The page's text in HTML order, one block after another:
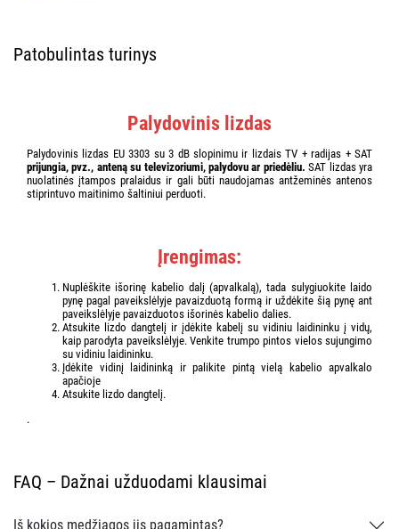
Patobulintas turinys
Palydovinis lizdas
Palydovinis lizdas EU 3303 su 3 dB slopinimu ir lizdais TV + radijas + SAT
prijungia, pvz., anteną su televizoriumi, palydovu ar priedėliu.SAT lizdas yra
nuolatinės įtampos pralaidus ir gali būti naudojamas antžeminės antenos
stiprintuvo maitinimo šaltiniui perduoti.
Įrengimas:
Nuplėškite išorinę kabelio dalį (apvalkalą), tada sulygiuokite laido
pynę pagal paveikslėlyje pavaizduotą formą ir uždėkite šią pynę ant
paveikslėlyje pavaizduotos išorinės kabelio dalies.
Atsukite lizdo dangtelį ir įdėkite kabelį su vidiniu laidininku į vidų,
kaip parodyta paveikslėlyje. Venkite trumpo pintos vielos sujungimo
su vidiniu laidininku.
Įdėkite vidinį laidininką ir palikite pintą vielą kabelio apvalkalo
apačioje
Atsukite lizdo dangtelį.
.
FAQ – Dažnai užduodami klausimai
Iš kokios medžiagos jis pagamintas?